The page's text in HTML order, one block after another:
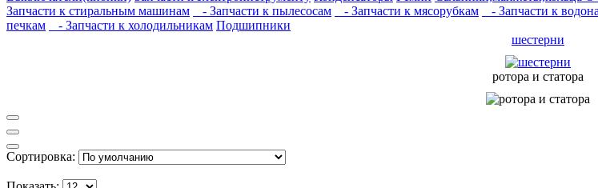
Запчасти к стиральным машинам
- Запчасти к пылесосам - Запчасти к мясорубкам - Запчасти к
печкам
- Запчасти к холодильникам Подшипники
шестерни
ротора и статора
Сортировка: